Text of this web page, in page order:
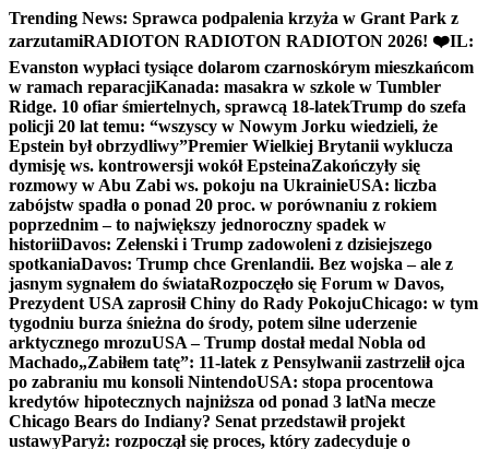
Skip
to
Trending News: Sprawca podpalenia krzyża w Grant Park z
zarzutamiRADIOTON RADIOTON RADIOTON 2026! ❤️IL:
Evanston wypłaci tysiące dolarom czarnoskórym mieszkańcom
w ramach reparacjiKanada: masakra w szkole w Tumbler
Ridge. 10 ofiar śmiertelnych, sprawcą 18-latekTrump do szefa
policji 20 lat temu: “wszyscy w Nowym Jorku wiedzieli, że
Epstein był obrzydliwy”Premier Wielkiej Brytanii wyklucza
dymisję ws. kontrowersji wokół EpsteinaZakończyły się
rozmowy w Abu Zabi ws. pokoju na UkrainieUSA: liczba
zabójstw spadła o ponad 20 proc. w porównaniu z rokiem
poprzednim – to największy jednoroczny spadek w
historiiDavos: Zełenski i Trump zadowoleni z dzisiejszego
spotkaniaDavos: Trump chce Grenlandii. Bez wojska – ale z
jasnym sygnałem do świataRozpoczęło się Forum w Davos,
Prezydent USA zaprosił Chiny do Rady PokojuChicago: w tym
tygodniu burza śnieżna do środy, potem silne uderzenie
arktycznego mrozuUSA – Trump dostał medal Nobla od
Machado„Zabiłem tatę”: 11-latek z Pensylwanii zastrzelił ojca
po zabraniu mu konsoli NintendoUSA: stopa procentowa
kredytów hipotecznych najniższa od ponad 3 latNa mecze
Chicago Bears do Indiany? Senat przedstawił projekt
ustawyParyż: rozpoczął się proces, który zadecyduje o